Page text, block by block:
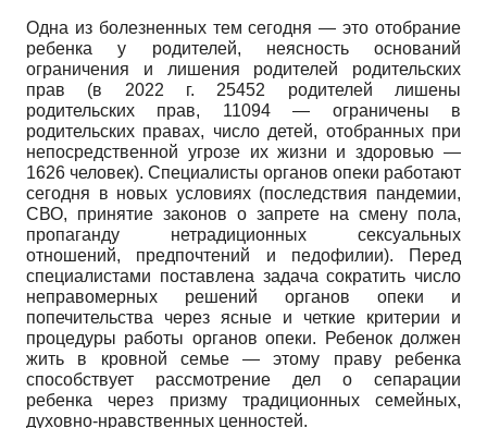
Одна из болезненных тем сегодня — это отобрание
ребенка у родителей, неясность оснований
ограничения и лишения родителей родительских
прав (в 2022 г. 25452 родителей лишены
родительских прав, 11094 — ограничены в
родительских правах, число детей, отобранных при
непосредственной угрозе их жизни и здоровью —
1626 человек). Специалисты органов опеки работают
сегодня в новых условиях (последствия пандемии,
СВО, принятие законов о запрете на смену пола,
пропаганду нетрадиционных сексуальных
отношений, предпочтений и педофилии). Перед
специалистами поставлена задача сократить число
неправомерных решений органов опеки и
попечительства через ясные и четкие критерии и
процедуры работы органов опеки. Ребенок должен
жить в кровной семье — этому праву ребенка
способствует рассмотрение дел о сепарации
ребенка через призму традиционных семейных,
духовно-нравственных ценностей.